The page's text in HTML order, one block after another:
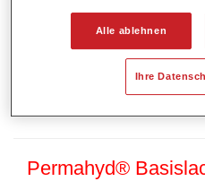
Permahyd®
Alle ablehnen
Ihre